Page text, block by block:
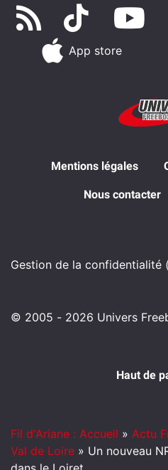
App store
Mentions légales
Nous contacter
Gestion de la confidentialité
© 2005 - 2026 Univers
Haut de
Fil d'Ariane : Accueil » Actu
Val de Loire » Un nouveau